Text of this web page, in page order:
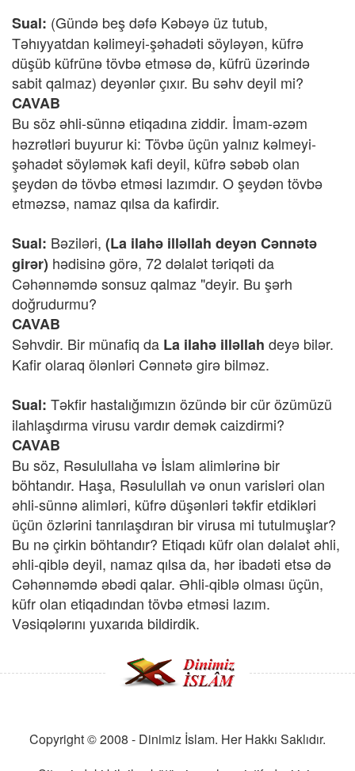
Sual: (Gündə beş dəfə Kəbəyə üz tutub,
Təhıyyatdan kəlimeyi-şəhadəti söyləyən, küfrə
düşüb küfrünə tövbə etməsə də, küfrü üzərində
sabit qalmaz) deyənlər çıxır. Bu səhv deyil mi?
CAVAB
Bu söz əhli-sünnə etiqadına ziddir. İmam-əzəm
həzrətləri buyurur ki: Tövbə üçün yalnız kəlmeyi-
şəhadət söyləmək kafi deyil, küfrə səbəb olan
şeydən də tövbə etməsi lazımdır. O şeydən tövbə
etməzsə, namaz qılsa da kafirdir.
Sual: Bəziləri, (La ilahə illəllah deyən Cənnətə
girər) hədisinə görə, 72 dəlalət təriqəti da
Cəhənnəmdə sonsuz qalmaz "deyir. Bu şərh
doğrudurmu?
CAVAB
Səhvdir. Bir münafiq da La ilahə illəllah deyə bilər.
Kafir olaraq ölənləri Cənnətə girə bilməz.
Sual: Təkfir hastalığımızın özündə bir cür özümüzü
ilahlaşdırma virusu vardır demək caizdirmi?
CAVAB
Bu söz, Rəsulullaha və İslam alimlərinə bir
böhtandır. Haşa, Rəsulullah və onun varisləri olan
əhli-sünnə alimləri, küfrə düşənləri təkfir etdikləri
üçün özlərini tanrılaşdıran bir virusa mi tutulmuşlar?
Bu nə çirkin böhtandır? Etiqadı küfr olan dəlalət əhli,
əhli-qiblə deyil, namaz qılsa da, hər ibadəti etsə də
Cəhənnəmdə əbədi qalar. Əhli-qiblə olması üçün,
küfr olan etiqadından tövbə etməsi lazım.
Vəsiqələrını yuxarıda bildirdik.
Copyright © 2008 - Dinimiz İslam. Her Hakkı Saklıdır.